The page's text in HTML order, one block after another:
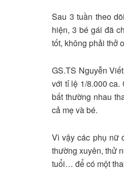
Sau 3 tuần theo
hiện, 3 bé gái đã
tốt, không phải thở
GS.TS Nguyễn
với tỉ lệ 1/8.000
bất thường nhau
cả mẹ và bé.
Vì vậy các phụ nữ
thường xuyên, thử
tuổi… để có một